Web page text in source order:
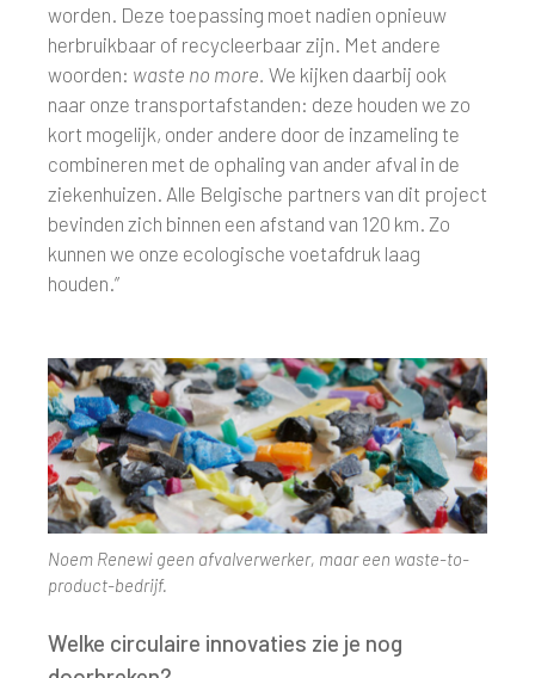
worden. Deze toepassing moet nadien opnieuw
herbruikbaar of recycleerbaar zijn. Met andere
woorden: waste no more. We kijken daarbij ook
naar onze transportafstanden: deze houden we zo
kort mogelijk, onder andere door de inzameling te
combineren met de ophaling van ander afval in de
ziekenhuizen. Alle Belgische partners van dit project
bevinden zich binnen een afstand van 120 km. Zo
kunnen we onze ecologische voetafdruk laag
houden.”
Noem Renewi geen afvalverwerker, maar een waste-to-
product-bedrijf.
Welke circulaire innovaties zie je nog